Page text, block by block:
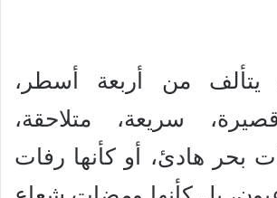
من أربعة أسطر،
سريعة، متلاحقة،
بحر هادئ، أو كأنها رفات